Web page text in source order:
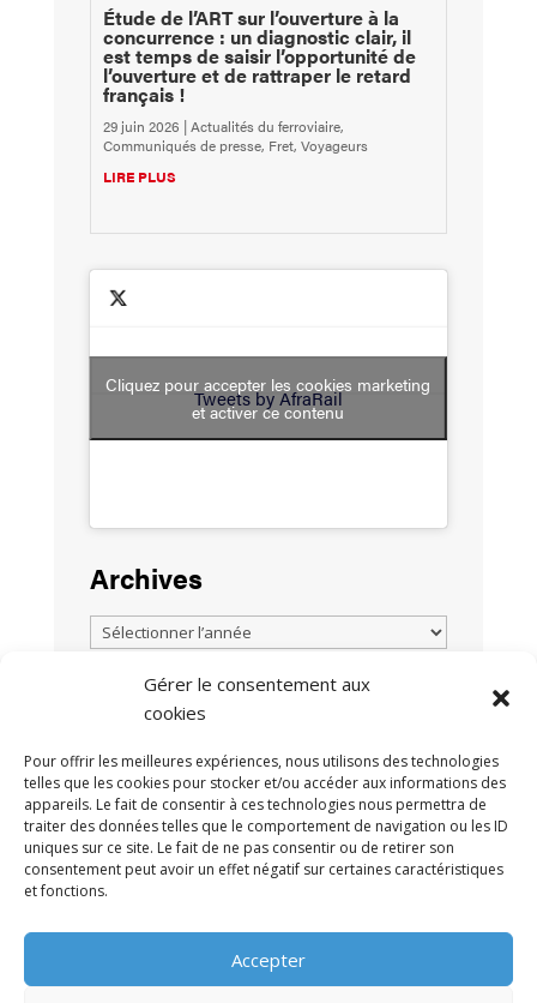
Gérer le consentement aux
cookies
Pour offrir les meilleures expériences, nous utilisons des technologies
telles que les cookies pour stocker et/ou accéder aux informations des
appareils. Le fait de consentir à ces technologies nous permettra de
traiter des données telles que le comportement de navigation ou les ID
uniques sur ce site. Le fait de ne pas consentir ou de retirer son
consentement peut avoir un effet négatif sur certaines caractéristiques
et fonctions.
Accepter
Étude de l’ART sur l’ouverture à la
concurrence : un diagnostic clair, il
est temps de saisir l’opportunité de
l’ouverture et de rattraper le retard
français !
29 juin 2026 |Actualités du ferroviaire,
Communiqués de presse, Fret, Voyageurs
LIRE PLUS
Tweets by AfraRail
Cliquez pour accepter les cookies marketing
et activer ce contenu
Archives
TOUTES LES ACTUALITÉS
MENTIONS LÉGALES•POLITIQUE DE
CONFIDENTIALITÉ•